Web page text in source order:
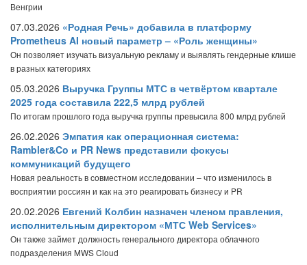
Венгрии
07.03.2026 «Родная Речь» добавила в платформу
Prometheus AI новый параметр – «Роль женщины»
Он позволяет изучать визуальную рекламу и выявлять гендерные клише
в разных категориях
05.03.2026 Выручка Группы МТС в четвёртом квартале
2025 года составила 222,5 млрд рублей
По итогам прошлого года выручка группы превысила 800 млрд рублей
26.02.2026 Эмпатия как операционная система:
Rambler&Co и PR News представили фокусы
коммуникаций будущего
Новая реальность в совместном исследовании – что изменилось в
восприятии россиян и как на это реагировать бизнесу и PR
20.02.2026 Евгений Колбин назначен членом правления,
исполнительным директором «МТС Web Services»
Он также займет должность генерального директора облачного
подразделения MWS Cloud